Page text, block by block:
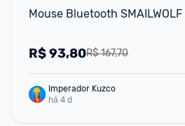
Mouse Bluetooth SMAILWOLF
R$ 167,70
R$93,80
Imperador Kuzco
há 4 d